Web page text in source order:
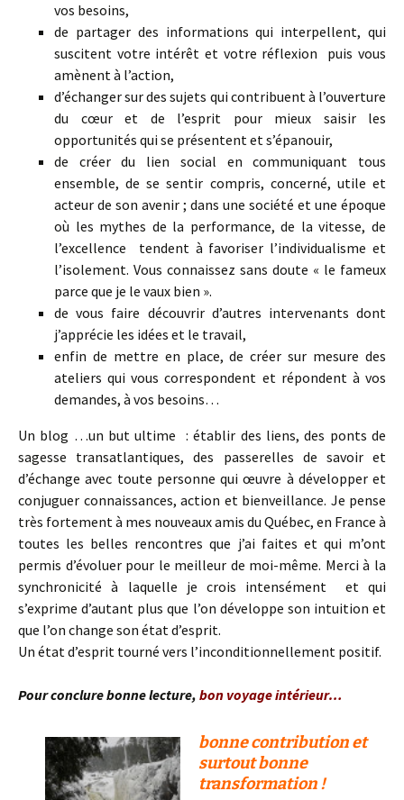
vos besoins,
de partager des informations qui interpellent, qui
suscitent votre intérêt et votre réflexion puis vous
amènent à l’action,
d’échanger sur des sujets qui contribuent à l’ouverture
du cœur et de l’esprit pour mieux saisir les
opportunités qui se présentent et s’épanouir,
de créer du lien social en communiquant tous
ensemble, de se sentir compris, concerné, utile et
acteur de son avenir ; dans une société et une époque
où les mythes de la performance, de la vitesse, de
l’excellence tendent à favoriser l’individualisme et
l’isolement. Vous connaissez sans doute « le fameux
parce que je le vaux bien ».
de vous faire découvrir d’autres intervenants dont
j’apprécie les idées et le travail,
enfin de mettre en place, de créer sur mesure des
ateliers qui vous correspondent et répondent à vos
demandes, à vos besoins…
Un blog …un but ultime : établir des liens, des ponts de
sagesse transatlantiques, des passerelles de savoir et
d’échange avec toute personne qui œuvre à développer et
conjuguer connaissances, action et bienveillance. Je pense
très fortement à mes nouveaux amis du Québec, en France à
toutes les belles rencontres que j’ai faites et qui m’ont
permis d’évoluer pour le meilleur de moi-même. Merci à la
synchronicité à laquelle je crois intensément et qui
s’exprime d’autant plus que l’on développe son intuition et
que l’on change son état d’esprit.
Un état d’esprit tourné vers l’inconditionnellement positif.
Pour conclure bonne lecture, bon voyage intérieur…
bonne contribution et
surtout bonne
transformation !